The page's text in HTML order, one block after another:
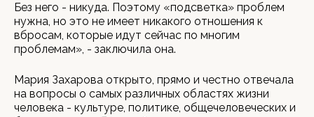
Без него - никуда. Поэтому «подсветка» проблем
нужна, но это не имеет никакого отношения к
вбросам, которые идут сейчас по многим
проблемам», - заключила она.
Мария Захарова открыто, прямо и честно отвечала
на вопросы о самых различных областях жизни
человека - культуре, политике, общечеловеческих и